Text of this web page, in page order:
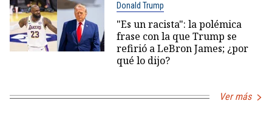
Donald Trump
"Es un racista": la polémica
frase con la que Trump se
refirió a LeBron James; ¿por
qué lo dijo?
Ver más